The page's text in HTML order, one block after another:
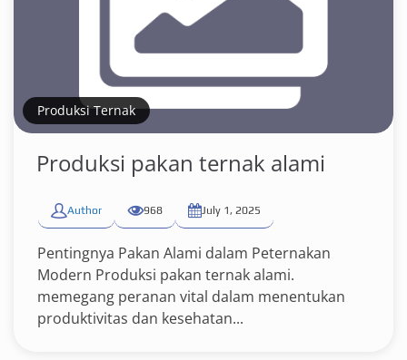
Produksi Ternak
Produksi pakan ternak alami
Author 968 July 1, 2025
Pentingnya Pakan Alami dalam Peternakan
Modern Produksi pakan ternak alami.
memegang peranan vital dalam menentukan
produktivitas dan kesehatan...